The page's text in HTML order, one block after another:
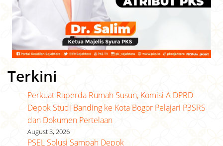
Terkini
Perkuat Raperda Rumah Susun, Komisi A DPRD
Depok Studi Banding ke Kota Bogor Pelajari P3SRS
dan Dokumen Pertelaan
August 3, 2026
PSEL Solusi Sampah Depok